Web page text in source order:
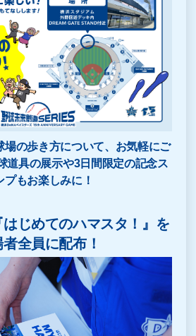
場の歩き方について、お気軽にご
道具の展示や3日間限定の記念ス
プもお楽しみに！
じめてのハマスタ！』を
全員に配布！